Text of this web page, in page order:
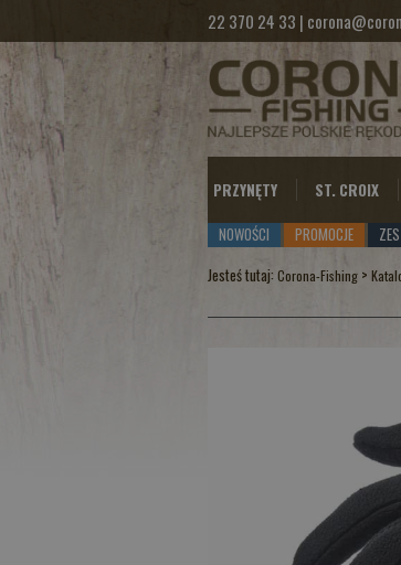
22 370 24 33 |
PRZYNĘTY ST. CROIX
NOWOŚCI
PROMOCJE
Jesteś tutaj: Corona-Fishing >